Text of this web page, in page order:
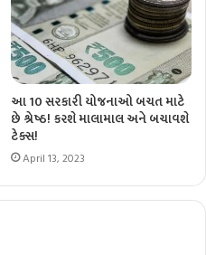
આ 10 સરકારી યોજનાઓ બચત માટે
છે શ્રેષ્ઠ! કરશે માલામાલ અને બચાવશે
ટેક્સ!
April 13, 2023